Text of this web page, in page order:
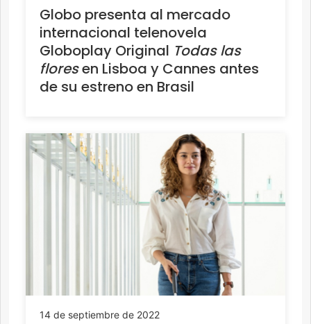
Globo presenta al mercado
internacional telenovela
Globoplay Original Todas las
floresen Lisboa y Cannes antes
de su estreno en Brasil
14 de septiembre de 2022